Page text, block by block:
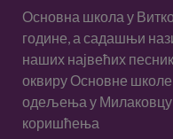
Основна школа у
године, а садашњи
наших највећих
оквиру Основне
одељења у Милаковцу
коришћења